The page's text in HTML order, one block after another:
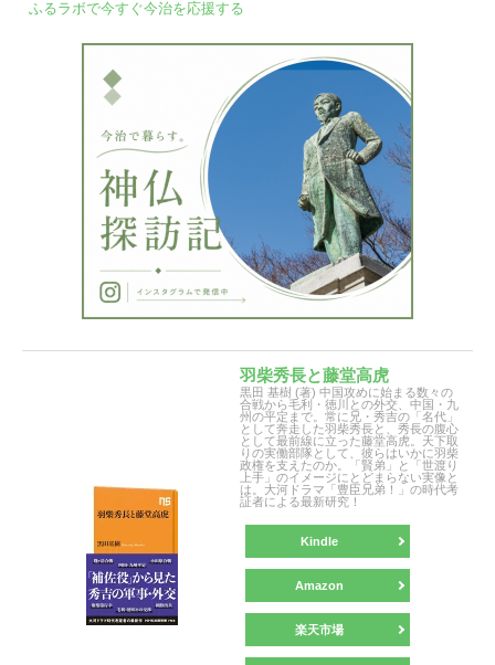
ふるラボで今すぐ今治を応援する
羽柴秀長と藤堂高虎
黒田 基樹 (著) 中国攻めに始まる数々の
合戦から毛利・徳川との外交、中国・九
州の平定まで。常に兄・秀吉の「名代」
として奔走した羽柴秀長と、秀長の腹心
として最前線に立った藤堂高虎。天下取
りの実働部隊として、彼らはいかに羽柴
政権を支えたのか。「賢弟」と「世渡り
上手」のイメージにとどまらない実像と
は。大河ドラマ「豊臣兄弟！」の時代考
証者による最新研究！
Kindle
Amazon
楽天市場